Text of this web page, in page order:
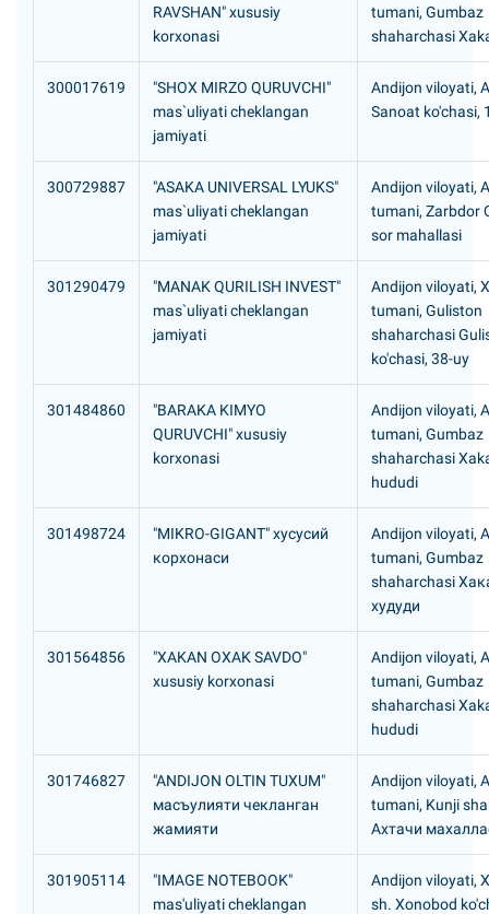
RAVSHAN" xususiy
korxonasi
tumani, Gumbaz
shaharchasi
300017619
"SHOX MIRZO QURUVCHI"
mas`uliyati cheklangan
jamiyati
Andijon viloyati,
Sanoat ko'chasi,
300729887
"ASAKA UNIVERSAL LYUKS"
mas`uliyati cheklangan
jamiyati
Andijon viloyati,
tumani, Zarbdor
sor mahallasi
301290479
"MANAK QURILISH INVEST"
mas`uliyati cheklangan
jamiyati
Andijon viloyati,
tumani, Guliston
shaharchasi
ko'chasi, 38-uy
301484860
"BARAKA KIMYO
QURUVCHI" xususiy
korxonasi
Andijon viloyati,
tumani, Gumbaz
shaharchasi
hududi
301498724
"MIKRO-GIGANT" хусусий
корхонаси
Andijon viloyati,
tumani, Gumbaz
shaharchasi
худуди
301564856
"XAKAN OXAK SAVDO"
xususiy korxonasi
Andijon viloyati,
tumani, Gumbaz
shaharchasi
hududi
301746827
"ANDIJON OLTIN TUXUM"
масъулияти чекланган
жамияти
Andijon viloyati,
tumani, Kunji
Ахтачи
301905114
"IMAGE NOTEBOOK"
mas'uliyati cheklangan
Andijon viloyati,
sh. Xonobod